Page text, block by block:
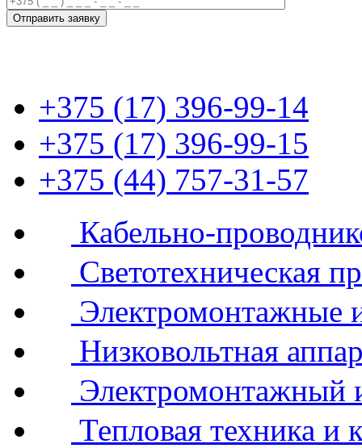
+375 (17) 396-99-14
+375 (17) 396-99-15
+375 (44) 757-31-57
Кабельно-
Светотехническая
Электромонтажные
Низковольтная
Электромонтажный
Тепловая техника и